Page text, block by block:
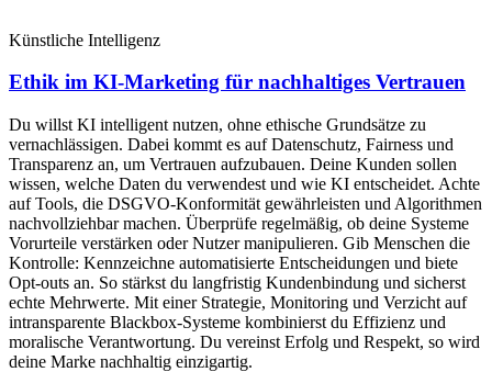
Künstliche Intelligenz
Ethik im KI-Marketing für nachhaltiges Vertrauen
Du willst KI intelligent nutzen, ohne ethische Grundsätze zu
vernachlässigen. Dabei kommt es auf Datenschutz, Fairness und
Transparenz an, um Vertrauen aufzubauen. Deine Kunden sollen
wissen, welche Daten du verwendest und wie KI entscheidet. Achte
auf Tools, die DSGVO-Konformität gewährleisten und Algorithmen
nachvollziehbar machen. Überprüfe regelmäßig, ob deine Systeme
Vorurteile verstärken oder Nutzer manipulieren. Gib Menschen die
Kontrolle: Kennzeichne automatisierte Entscheidungen und biete
Opt-outs an. So stärkst du langfristig Kundenbindung und sicherst
echte Mehrwerte. Mit einer Strategie, Monitoring und Verzicht auf
intransparente Blackbox-Systeme kombinierst du Effizienz und
moralische Verantwortung. Du vereinst Erfolg und Respekt, so wird
deine Marke nachhaltig einzigartig.